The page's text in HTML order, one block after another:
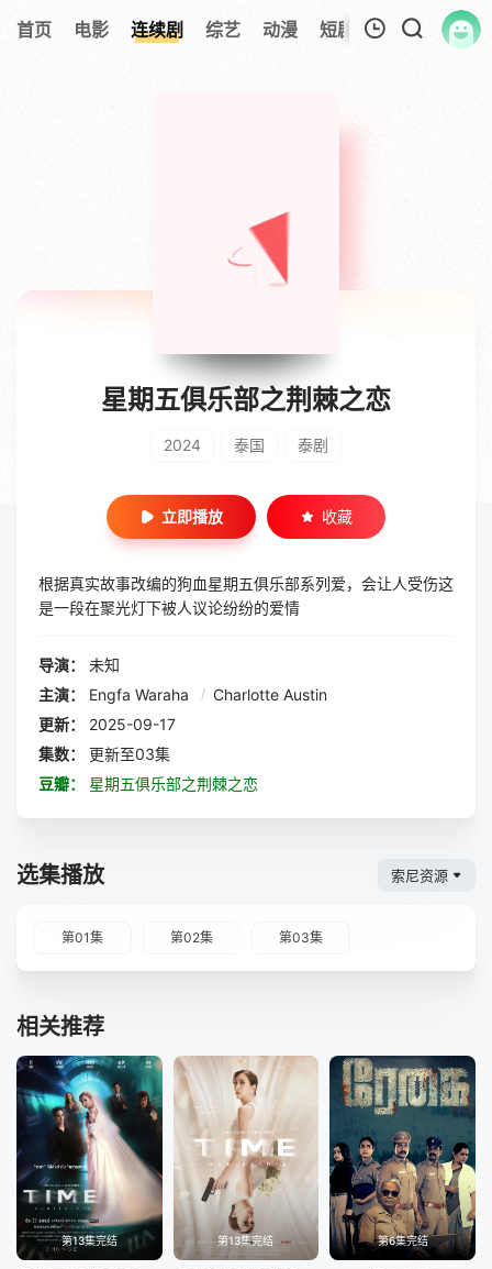
首页 电影 连续剧 综艺 动漫 短剧大全 纪录片
暂无观看影片的记录
星期五俱乐部之荆棘之恋
2024 泰国 泰剧
立即播放 收藏
根据真实故事改编的狗血星期五俱乐部系列爱，会让人受伤这
是一段在聚光灯下被人议论纷纷的爱情
导演：
未知
主演：
Engfa Waraha / Charlotte Austin
更新：
2025-09-17
集数：
更新至03集
豆瓣：
星期五俱乐部之荆棘之恋
选集播放 索尼资源
第01集 第02集 第03集
相关推荐
第13集完结 第13集完结 第6集完结